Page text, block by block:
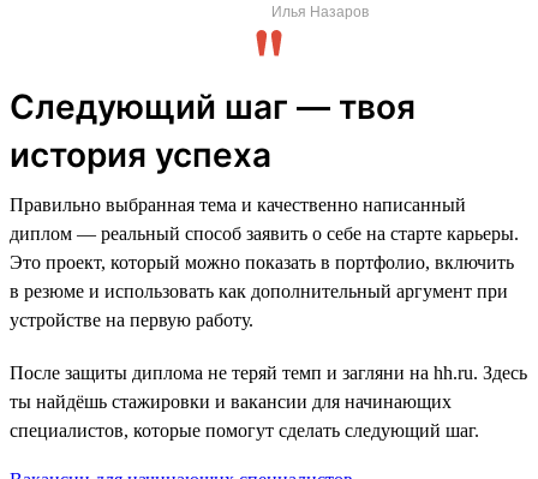
Илья Назаров
Следующий шаг — твоя
история успеха
Правильно выбранная тема и качественно написанный
диплом — реальный способ заявить о себе на старте карьеры.
Это проект, который можно показать в портфолио, включить
в резюме и использовать как дополнительный аргумент при
устройстве на первую работу.
После защиты диплома не теряй темп и загляни на hh.ru. Здесь
ты найдёшь стажировки и вакансии для начинающих
специалистов, которые помогут сделать следующий шаг.